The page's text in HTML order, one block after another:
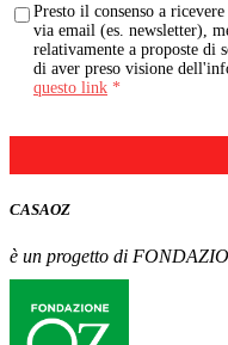
Presto il consenso a
via email (es. newsletter),
relativamente a proposte di
di aver preso visione
questo link *
CASAOZ
è un progetto di